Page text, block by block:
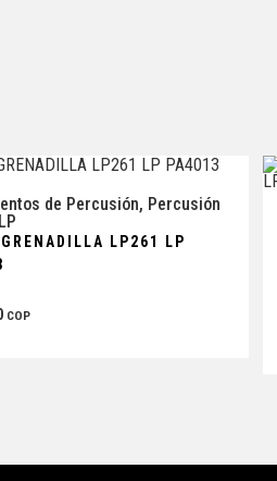
de Percusión, Percusión
LP
LP261 LP
COP